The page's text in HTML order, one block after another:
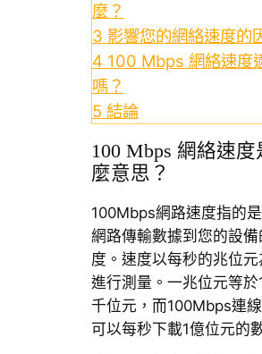
麼？
3 影響您的網絡速度的
4 100 Mbps 網絡速度
嗎？
5 結論
100 Mbps 網絡速度
麼意思？
100Mbps網路速度指的
網路傳輸數據到您的設備
度。速度以每秒的兆位元
進行測量。一兆位元等於
千位元，而100Mbps連
可以每秒下載1億位元的